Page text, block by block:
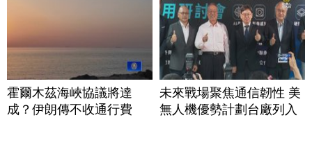
霍爾木茲海峽協議將達
成？伊朗傳不收通行費
未來戰場聚焦通信韌性 美
無人機優勢計劃台廠列入